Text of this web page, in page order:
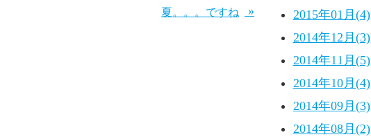
夏。。。ですね »
2015年01月(4)
2014年12月(3)
2014年11月(5)
2014年10月(4)
2014年09月(3)
2014年08月(2)